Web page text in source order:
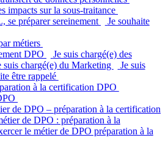
impacts sur la sous-traitance
préparer sereinement
Je souhaite
métiers
DPO
Je suis chargé(e) des
suis chargé(e) du Marketing
Je suis
être rappelé
à la certification DPO
de DPO – préparation à la certification
de DPO : préparation à la
le métier de DPO préparation à la